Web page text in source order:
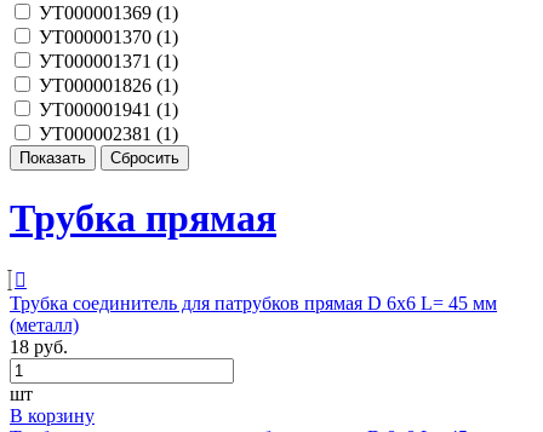
УТ000001369 (1)
УТ000001370 (1)
УТ000001371 (1)
УТ000001826 (1)
УТ000001941 (1)
УТ000002381 (1)
Трубка прямая
Трубка соединитель для патрубков прямая D 6х6 L= 45 мм
(металл)
18 руб.
шт
В корзину